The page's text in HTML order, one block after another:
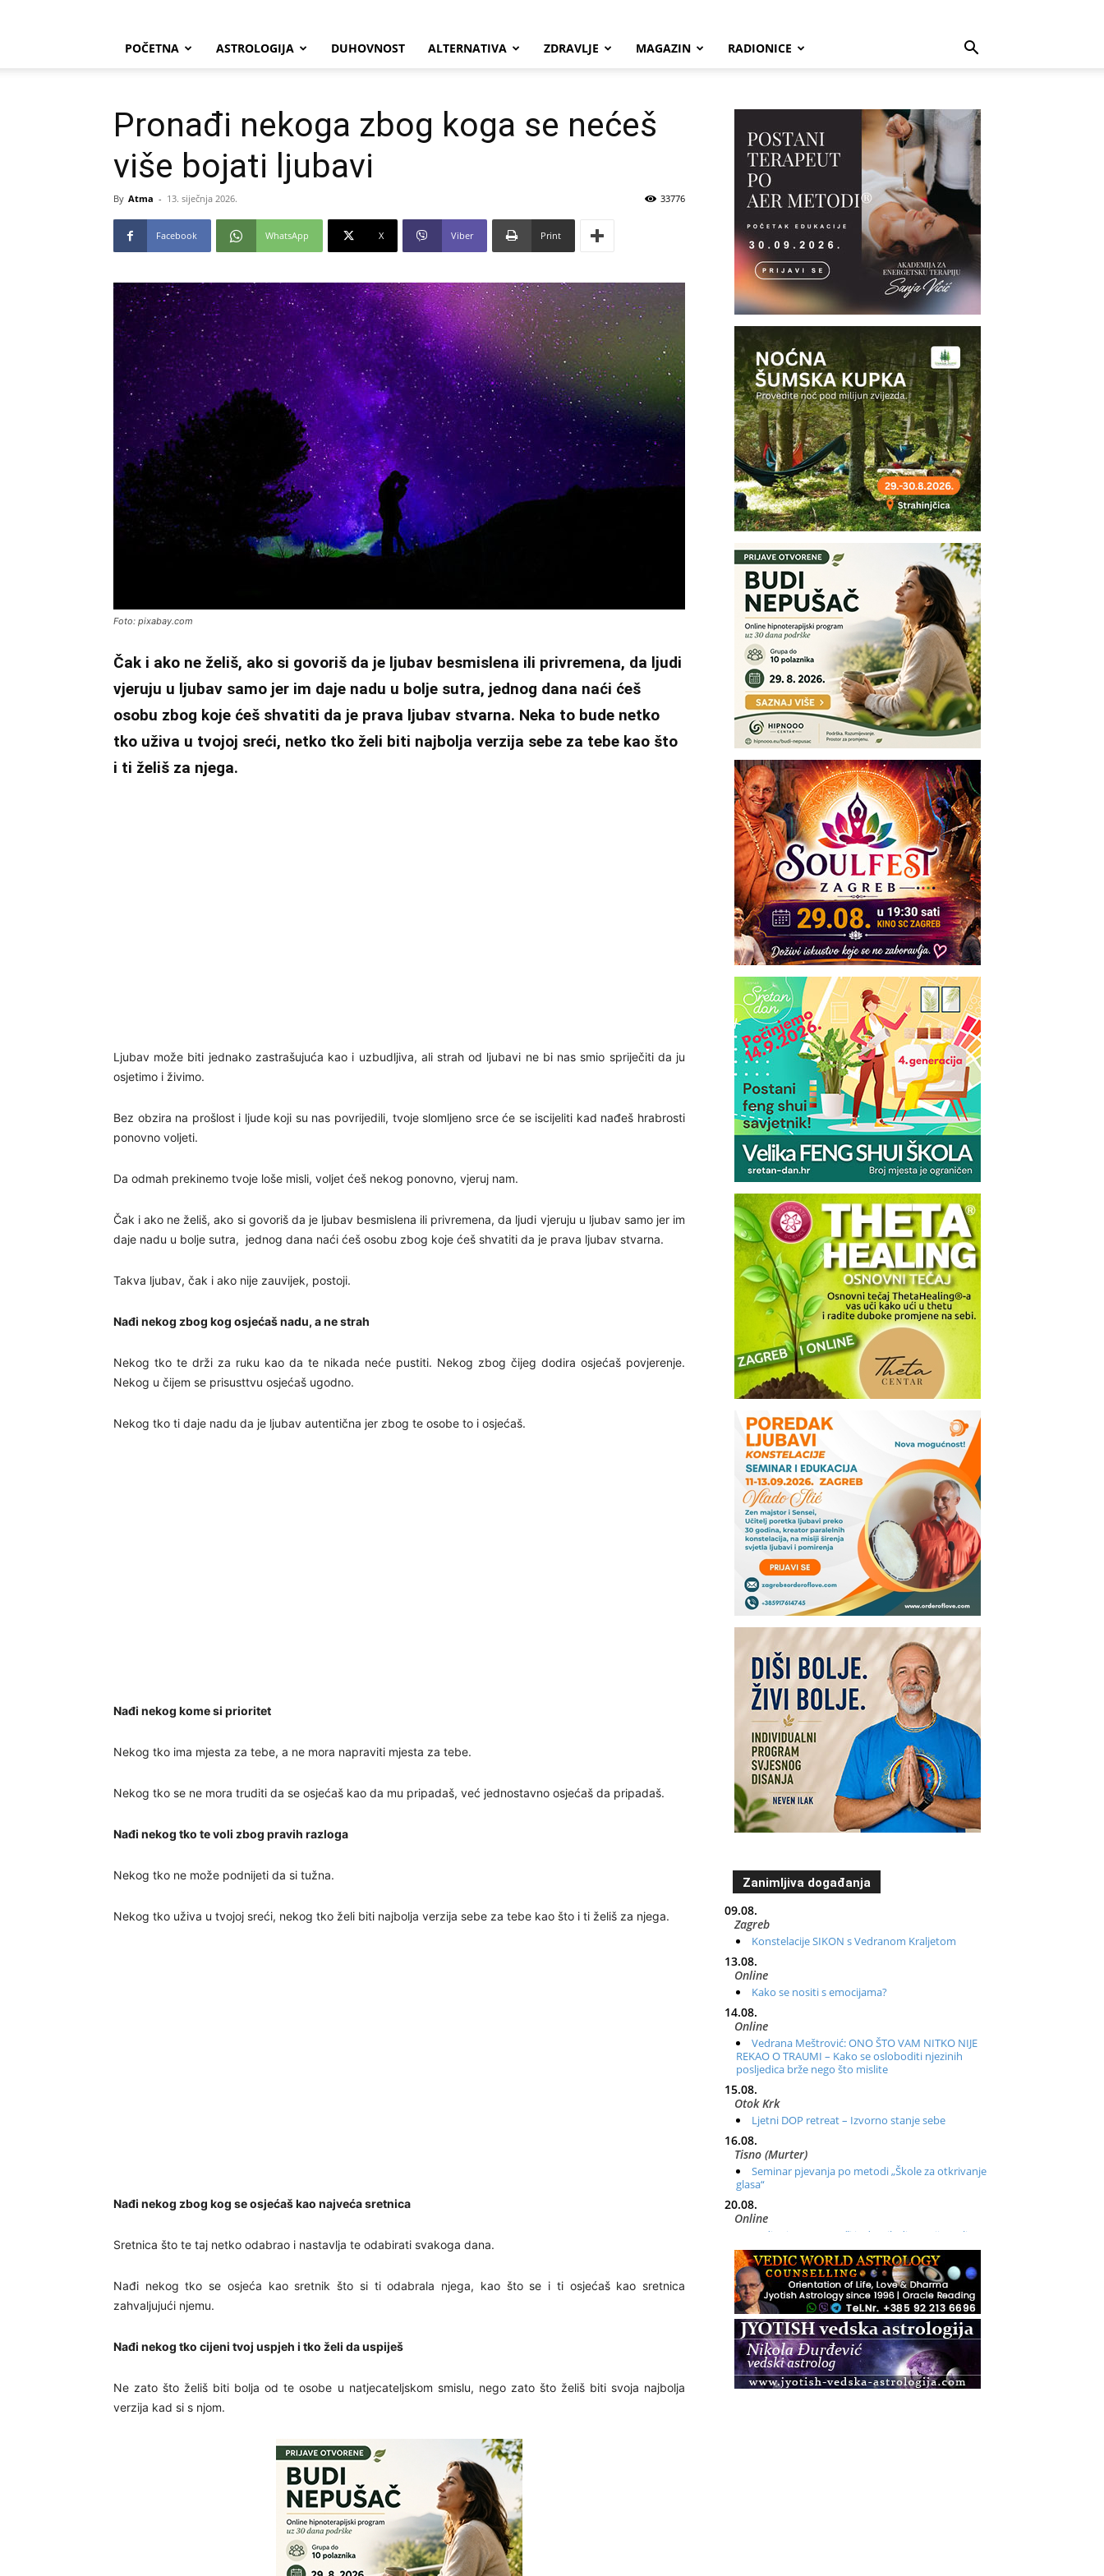
POČETNA ASTROLOGIJA DUHOVNOST ALTERNATIVA ZDRAVLJE MAGAZIN RADIONICE
Pronađi nekoga zbog koga se nećeš
više bojati ljubavi
By Atma - 13. siječnja 2026. 33776
Facebook WhatsApp X Viber Print
Foto: pixabay.com
Čak i ako ne želiš, ako si govoriš da je ljubav besmislena ili privremena, da ljudi
vjeruju u ljubav samo jer im daje nadu u bolje sutra, jednog dana naći ćeš
osobu zbog koje ćeš shvatiti da je prava ljubav stvarna. Neka to bude netko
tko uživa u tvojoj sreći, netko tko želi biti najbolja verzija sebe za tebe kao što
i ti želiš za njega.
Ljubav može biti jednako zastrašujuća kao i uzbudljiva, ali strah od ljubavi ne bi nas smio spriječiti da ju
osjetimo i živimo.
Bez obzira na prošlost i ljude koji su nas povrijedili, tvoje slomljeno srce će se iscijeliti kad nađeš hrabrosti
ponovno voljeti.
Da odmah prekinemo tvoje loše misli, voljet ćeš nekog ponovno, vjeruj nam.
Čak i ako ne želiš, ako si govoriš da je ljubav besmislena ili privremena, da ljudi vjeruju u ljubav samo jer im
daje nadu u bolje sutra, jednog dana naći ćeš osobu zbog koje ćeš shvatiti da je prava ljubav stvarna.
Takva ljubav, čak i ako nije zauvijek, postoji.
Nađi nekog zbog kog osjećaš nadu, a ne strah
Nekog tko te drži za ruku kao da te nikada neće pustiti. Nekog zbog čijeg dodira osjećaš povjerenje.
Nekog u čijem se prisusttvu osjećaš ugodno.
Nekog tko ti daje nadu da je ljubav autentična jer zbog te osobe to i osjećaš.
Nađi nekog kome si prioritet
Nekog tko ima mjesta za tebe, a ne mora napraviti mjesta za tebe.
Nekog tko se ne mora truditi da se osjećaš kao da mu pripadaš, već jednostavno osjećaš da pripadaš.
Nađi nekog tko te voli zbog pravih razloga
Nekog tko ne može podnijeti da si tužna.
Nekog tko uživa u tvojoj sreći, nekog tko želi biti najbolja verzija sebe za tebe kao što i ti želiš za njega.
Nađi nekog zbog kog se osjećaš kao najveća sretnica
Sretnica što te taj netko odabrao i nastavlja te odabirati svakoga dana.
Nađi nekog tko se osjeća kao sretnik što si ti odabrala njega, kao što se i ti osjećaš kao sretnica
zahvaljujući njemu.
Nađi nekog tko cijeni tvoj uspjeh i tko želi da uspiješ
Ne zato što želiš biti bolja od te osobe u natjecateljskom smislu, nego zato što želiš biti svoja najbolja
verzija kad si s njom.
Zanimljiva događanja
09.08.
Zagreb
Konstelacije SIKON s Vedranom Kraljetom
13.08.
Online
Kako se nositi s emocijama?
14.08.
Online
Vedrana Meštrović: ONO ŠTO VAM NITKO NIJE
REKAO O TRAUMI – Kako se osloboditi njezinih
posljedica brže nego što mislite
15.08.
Otok Krk
Ljetni DOP retreat – Izvorno stanje sebe
16.08.
Tisno (Murter)
Seminar pjevanja po metodi „Škole za otkrivanje
glasa“
20.08.
Online
Radionica: Pomagači iz drugih dimenzija Online –
otvoreno za sve
21.08.
Zagreb+Online
Osnovni ThetaHealing® tečaj, Zagreb i Online
22.08.
Zagreb
Osnovna radionica za izscjeljivanje pranom (Basic
Pranic Healing course)
Pula